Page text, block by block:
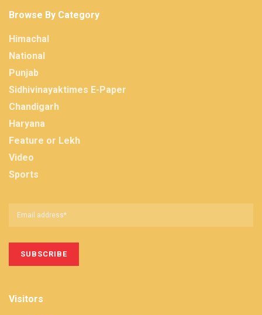
Browse By Category
Himachal
National
Punjab
Sidhivinayaktimes E-Paper
Chandigarh
Haryana
Feature or Lekh
Video
Sports
Visitors